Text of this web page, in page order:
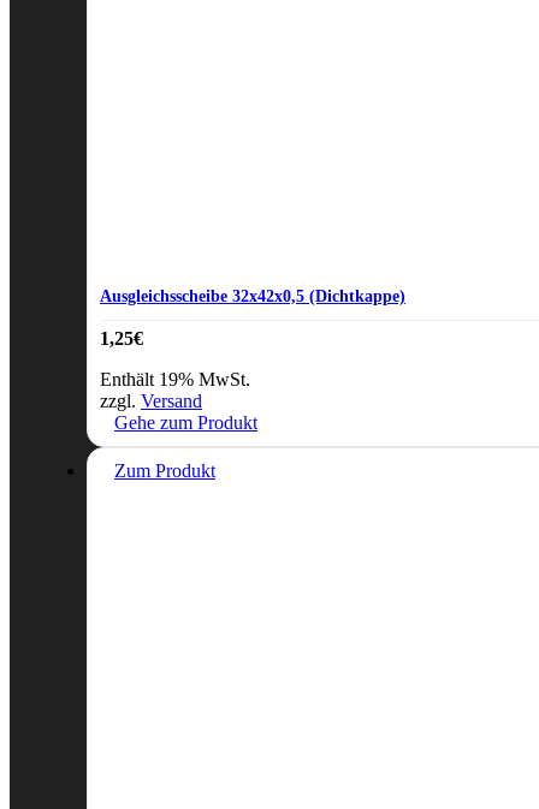
Ausgleichsscheibe 32x42x0,5 (Dichtkappe)
1,25€
Enthält 19% MwSt.
zzgl. Versand
Gehe zum Produkt
Zum Produkt